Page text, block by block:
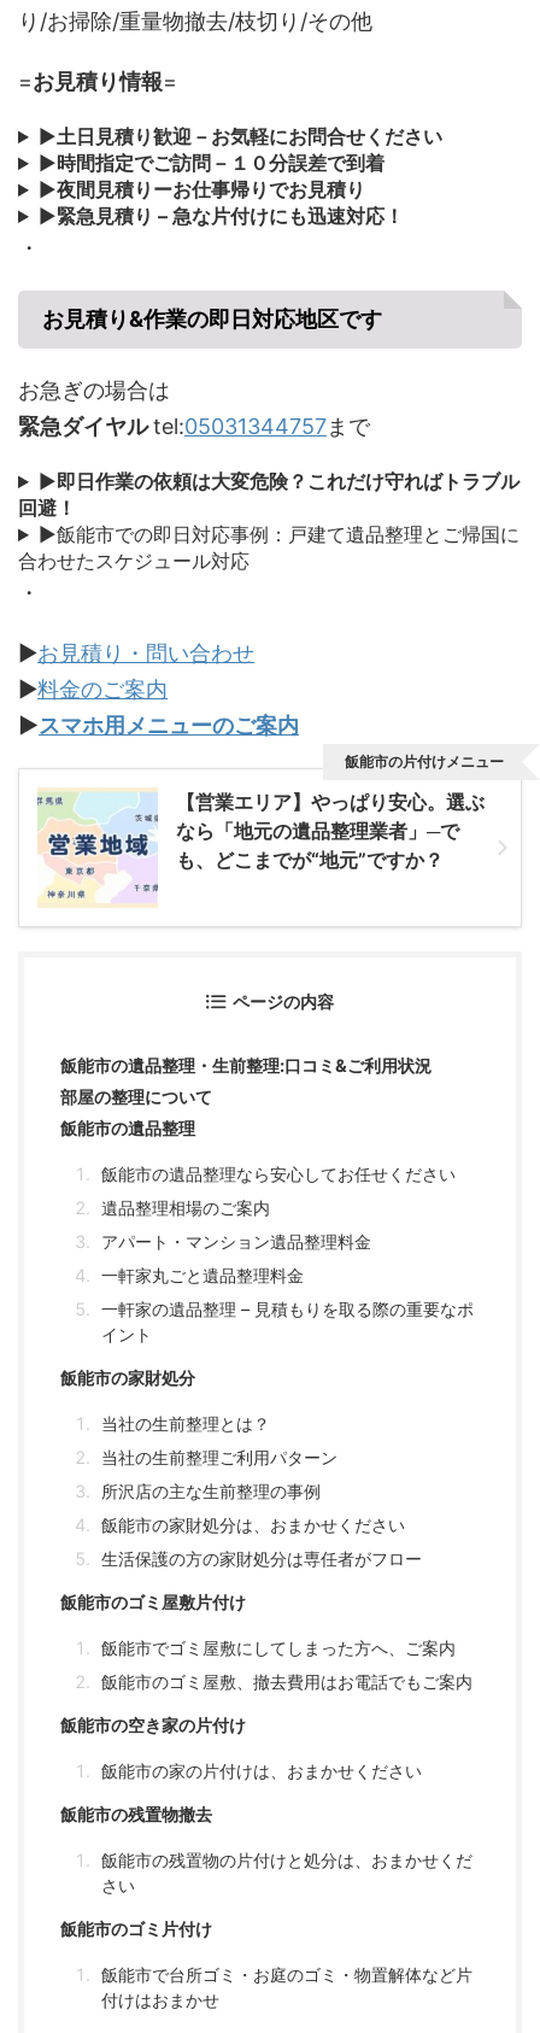
り/お掃除/重量物撤去/枝切り/その他
=お見積り情報=
▶土日見積り歓迎－お気軽にお問合せください
▶時間指定でご訪問－１０分誤差で到着
▶夜間見積りーお仕事帰りでお見積り
▶緊急見積り – 急な片付けにも迅速対応！
・
お見積り&作業の即日対応地区です
お急ぎの場合は
緊急ダイヤルtel:05031344757まで
▶即日作業の依頼は大変危険？これだけ守ればトラブル
回避！
▶飯能市での即日対応事例：戸建て遺品整理とご帰国に
合わせたスケジュール対応
・
▶お見積り・問い合わせ
▶料金のご案内
▶スマホ用メニューのご案内
【営業エリア】やっぱり安心。選ぶ
なら「地元の遺品整理業者」─で
も、どこまでが“地元”ですか？
飯能市の片付けメニュー
ページの内容
飯能市の遺品整理・生前整理:口コミ&ご利用状況
部屋の整理について
飯能市の遺品整理
飯能市の遺品整理なら安心してお任せください
遺品整理相場のご案内
アパート・マンション遺品整理料金
一軒家丸ごと遺品整理料金
一軒家の遺品整理 – 見積もりを取る際の重要なポ
イント
飯能市の家財処分
当社の生前整理とは？
当社の生前整理ご利用パターン
所沢店の主な生前整理の事例
飯能市の家財処分は、おまかせください
生活保護の方の家財処分は専任者がフロー
飯能市のゴミ屋敷片付け
飯能市でゴミ屋敷にしてしまった方へ、ご案内
飯能市のゴミ屋敷、撤去費用はお電話でもご案内
飯能市の空き家の片付け
飯能市の家の片付けは、おまかせください
飯能市の残置物撤去
飯能市の残置物の片付けと処分は、おまかせくだ
さい
飯能市のゴミ片付け
飯能市で台所ゴミ・お庭のゴミ・物置解体など片
付けはおまかせ